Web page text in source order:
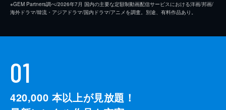
※GEM Partners調べ/2026年7⽉ 国内の主要な定額制動画配信サービスにおける洋画/邦画/
海外ドラマ/韓流・アジアドラマ/国内ドラマ/アニメを調査。別途、有料作品あり。
01
420,000 本以上が見放題！